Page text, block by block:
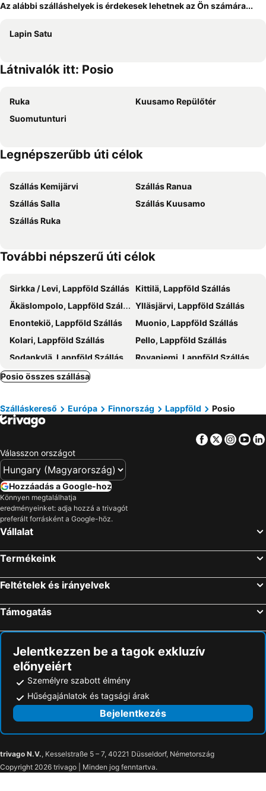
Az alábbi szálláshelyek is érdekesek lehetnek az Ön számára...
Lapin Satu
Látnivalók itt: Posio
Ruka
Kuusamo Repülőtér
Suomutunturi
Legnépszerűbb úti célok
Szállás Kemijärvi
Szállás Ranua
Szállás Salla
Szállás Kuusamo
Szállás Ruka
További népszerű úti célok
Sirkka / Levi, Lappföld Szállás Kittilä, Lappföld Szállás
Äkäslompolo, Lappföld Szállás
Ylläsjärvi, Lappföld Szállás
Enontekiö, Lappföld Szállás
Muonio, Lappföld Szállás
Kolari, Lappföld Szállás
Pello, Lappföld Szállás
Sodankylä, Lappföld Szállás
Rovaniemi, Lappföld Szállás
Helsinki, Dél-Finnország Szállás
Joensuu, Kelet-Finnország Szállás
Posio összes szállása
Szálláskereső Európa Finnország Lappföld Posio
Facebook
Twitter
Válasszon országot
Hozzáadás a Google-hoz
Könnyen megtalálhatja
eredményeinket: adja hozzá a trivagót
preferált forrásként a Google-höz.
Vállalat
Termékeink
Feltételek és irányelvek
Támogatás
Jelentkezzen be a tagok exkluzív
előnyeiért
Személyre szabott élmény
Hűségajánlatok és tagsági árak
Bejelentkezés
trivago N.V., Kesselstraße 5 – 7, 40221 Düsseldorf, Németország
Copyright 2026 trivago | Minden jog fenntartva.